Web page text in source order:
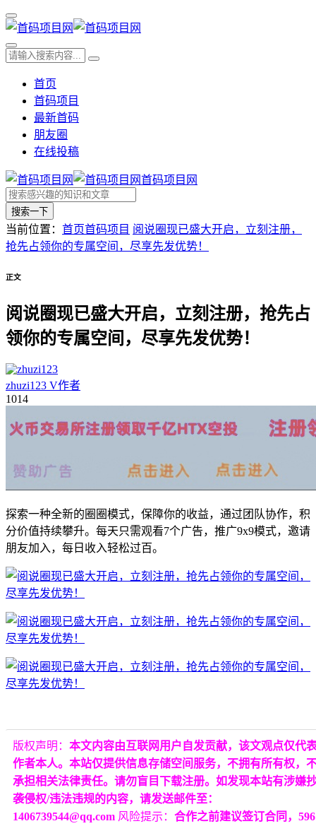
首页
首码项目
最新首码
朋友圈
在线投稿
首码项目网
搜索一下
当前位置： 首页首码项目 阅说圈现已盛大开启，立刻注册，
抢先占领你的专属空间，尽享先发优势！
正文
阅说圈现已盛大开启，立刻注册，抢先占
领你的专属空间，尽享先发优势！
zhuzi123 V作者
1014
探索一种全新的圈圈模式，保障你的收益，通过团队协作，积
分价值持续攀升。每天只需观看7个广告，推广9x9模式，邀请
朋友加入，每日收入轻松过百。
版权声明： 本文内容由互联网用户自发贡献，该文观点仅代
作者本人。本站仅提供信息存储空间服务，不拥有所有权，
承担相关法律责任。请勿盲目下载注册。如发现本站有涉嫌
袭侵权/违法违规的内容，请发送邮件至：
1406739544@qq.com 风险提示： 合作之前建议签订合同，596